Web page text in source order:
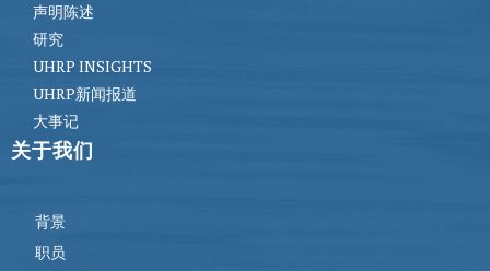
声明陈述
研究
UHRP INSIGHTS
UHRP新闻报道
大事记
关于我们
背景
职员